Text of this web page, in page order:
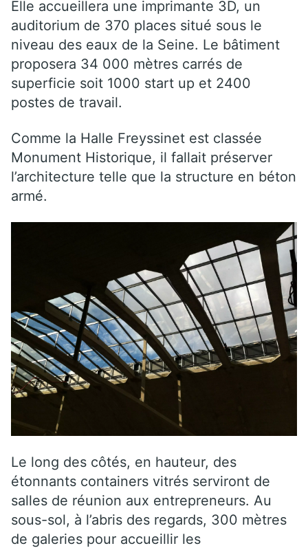
Elle accueillera une imprimante 3D, un
auditorium de 370 places situé sous le
niveau des eaux de la Seine. Le bâtiment
proposera 34 000 mètres carrés de
superficie soit 1000 start up et 2400
postes de travail.
Comme la Halle Freyssinet est classée
Monument Historique, il fallait préserver
l’architecture telle que la structure en béton
armé.
Le long des côtés, en hauteur, des
étonnants containers vitrés serviront de
salles de réunion aux entrepreneurs. Au
sous-sol, à l’abris des regards, 300 mètres
de galeries pour accueillir les